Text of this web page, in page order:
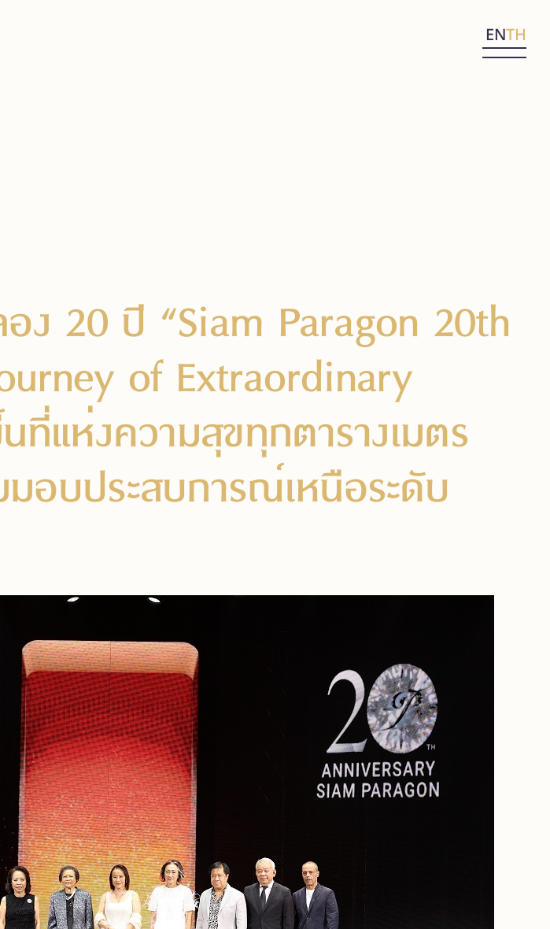
ENTH
ง 20 ปี “Siam Paragon 20th
of Extraordinary
ที่แห่งความสุขทุกตารางเมตร
อบประสบการณ์เหนือระดับ